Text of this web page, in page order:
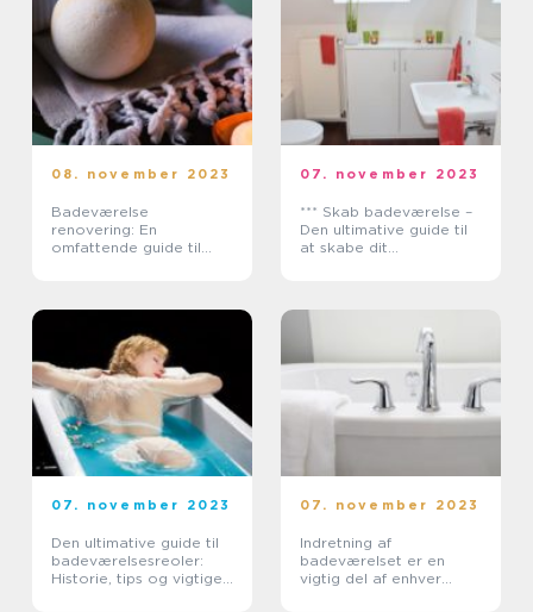
08. november 2023
Badeværelse
renovering: En
omfattende guide til
07. november 2023
*** Skab badeværelse –
Den ultimative guide til
at skabe dit
07. november 2023
Den ultimative guide til
badeværelsesreoler:
Historie, tips og vigtige
07. november 2023
Indretning af
badeværelset er en
vigtig del af enhver